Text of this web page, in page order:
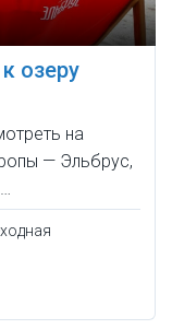
озеру
на
— Эльбрус,